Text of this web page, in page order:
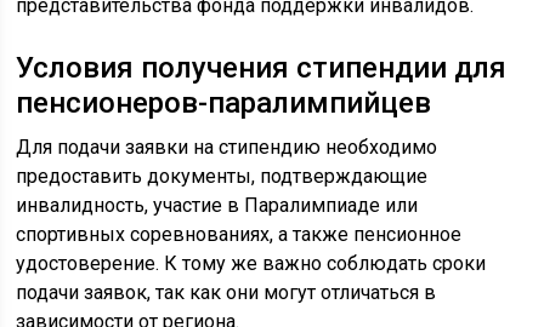
представительства фонда поддержки инвалидов.
Условия получения стипендии для
пенсионеров-паралимпийцев
Для подачи заявки на стипендию необходимо
предоставить документы, подтверждающие
инвалидность, участие в Паралимпиаде или
спортивных соревнованиях, а также пенсионное
удостоверение. К тому же важно соблюдать сроки
подачи заявок, так как они могут отличаться в
зависимости от региона.